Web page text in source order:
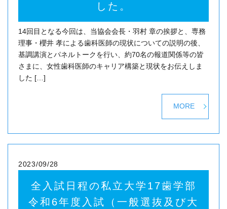
した。
14回目となる今回は、当協会会長・羽村 章の挨拶と、専務
理事・櫻井 孝による歯科医師の現状についての説明の後、
基調講演とパネルトークを行い、約70名の報道関係等の皆
さまに、女性歯科医師のキャリア構築と現状をお伝えしま
した […]
MORE
2023/09/28
全入試日程の私立大学17歯学部
令和6年度入試（一般選抜及び大